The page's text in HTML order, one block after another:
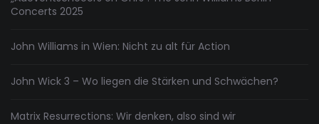
Concerts 2025
John Williams in Wien: Nicht zu alt für Action
John Wick 3 – Wo liegen die Stärken und Schwächen?
Matrix Resurrections: Wir denken, also sind wir